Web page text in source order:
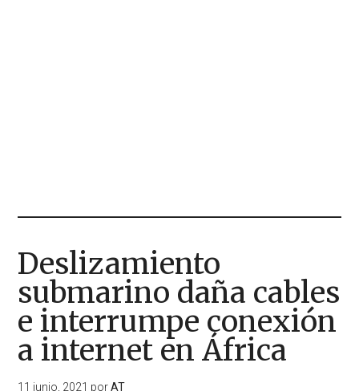
Deslizamiento
submarino daña cables
e interrumpe conexión
a internet en África
11 junio, 2021 porAT